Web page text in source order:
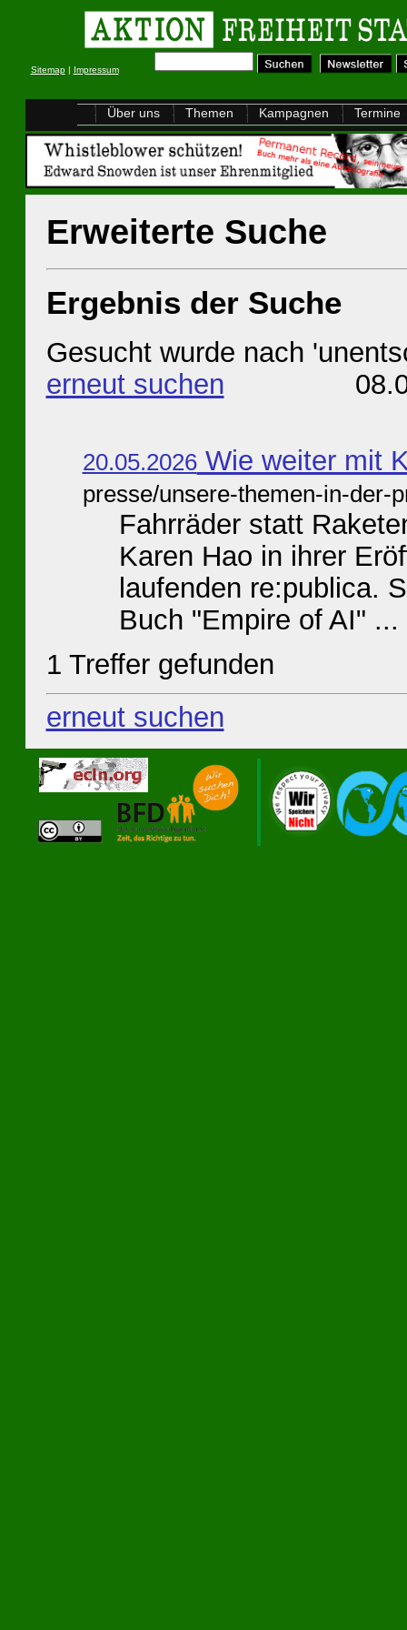
Sitemap| Impressum
Über uns Themen Kampagnen Termine
Erweiterte Suche
Ergebnis der Suche
Gesucht wurde nach
erneut suchen
20.05.2026Wie weiter mit
presse/unsere-themen-in-der-
Fahrräder statt
Karen Hao in ihrer
laufenden re:publica.
Buch "Empire of AI" ...
1 Treffer gefunden
erneut suchen